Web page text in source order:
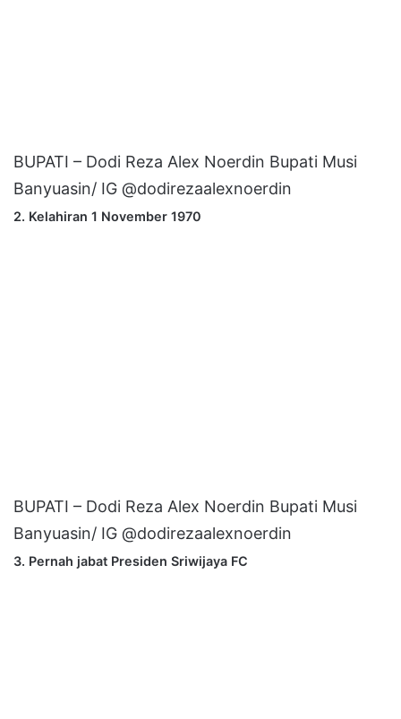
BUPATI – Dodi Reza Alex Noerdin Bupati Musi
Banyuasin/ IG @dodirezaalexnoerdin
2. Kelahiran 1 November 1970
BUPATI – Dodi Reza Alex Noerdin Bupati Musi
Banyuasin/ IG @dodirezaalexnoerdin
3. Pernah jabat Presiden Sriwijaya FC